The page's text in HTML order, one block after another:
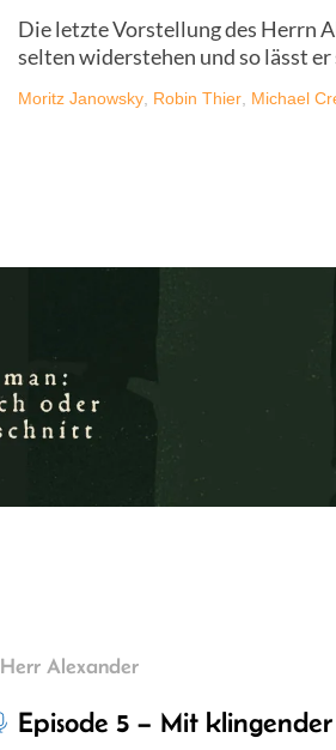
Die letzte Vorstellung des Herrn
selten widerstehen und so lässt
Moritz Janowsky Robin Thier Michael
Herr Alexander
Episode 5 – Mit